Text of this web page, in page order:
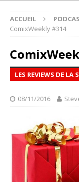
ACCUEIL
ComixWeekly #314
LES REVIEWS DE LA
08/11/2016